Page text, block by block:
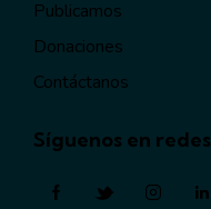
Publicamos
Donaciones
Contáctanos
Síguenos en redes